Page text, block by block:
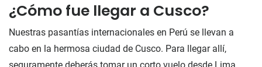
¿Cómo fue llegar a Cusco?
Nuestras pasantías internacionales en Perú se llevan a
cabo en la hermosa ciudad de Cusco. Para llegar allí,